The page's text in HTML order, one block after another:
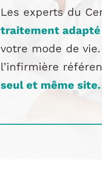
Les experts du
traitement adapté
votre mode de vie.
l’infirmière
seul et même site.